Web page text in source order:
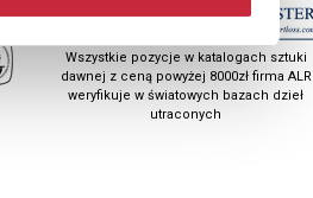
Wszystkie pozycje w katalogach sztuki
dawnej z ceną powyżej 8000zł firma ALR
weryfikuje w światowych bazach dzieł
utraconych